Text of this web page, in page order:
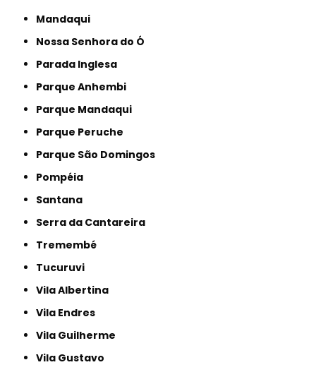
Mandaqui
Nossa Senhora do Ó
Parada Inglesa
Parque Anhembi
Parque Mandaqui
Parque Peruche
Parque São Domingos
Pompéia
Santana
Serra da Cantareira
Tremembé
Tucuruvi
Vila Albertina
Vila Endres
Vila Guilherme
Vila Gustavo